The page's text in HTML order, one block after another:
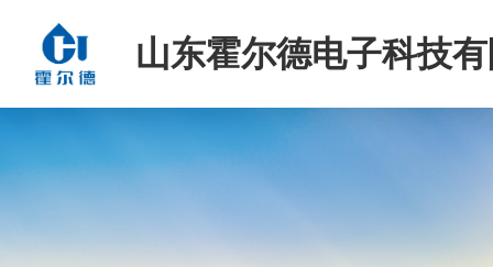
山东霍尔德电子科技